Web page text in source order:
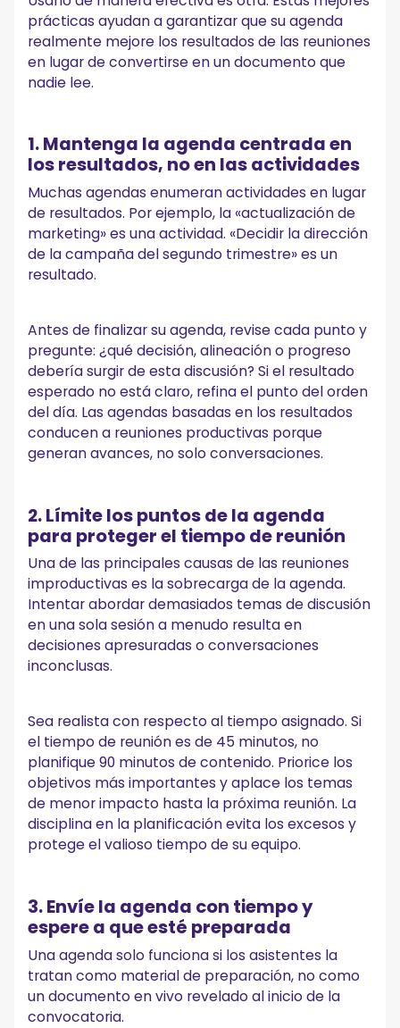
prácticas ayudan a garantizar que su agenda
realmente mejore los resultados de las reuniones
en lugar de convertirse en un documento que
nadie lee.
1. Mantenga la agenda centrada en
los resultados, no en las actividades
Muchas agendas enumeran actividades en lugar
de resultados. Por ejemplo, la «actualización de
marketing» es una actividad. «Decidir la dirección
de la campaña del segundo trimestre» es un
resultado.
Antes de finalizar su agenda, revise cada punto y
pregunte: ¿qué decisión, alineación o progreso
debería surgir de esta discusión? Si el resultado
esperado no está claro, refina el punto del orden
del día. Las agendas basadas en los resultados
conducen a reuniones productivas porque
generan avances, no solo conversaciones.
2. Límite los puntos de la agenda
para proteger el tiempo de reunión
Una de las principales causas de las reuniones
improductivas es la sobrecarga de la agenda.
Intentar abordar demasiados temas de discusión
en una sola sesión a menudo resulta en
decisiones apresuradas o conversaciones
inconclusas.
Sea realista con respecto al tiempo asignado. Si
el tiempo de reunión es de 45 minutos, no
planifique 90 minutos de contenido. Priorice los
objetivos más importantes y aplace los temas
de menor impacto hasta la próxima reunión. La
disciplina en la planificación evita los excesos y
protege el valioso tiempo de su equipo.
3. Envíe la agenda con tiempo y
espere a que esté preparada
Una agenda solo funciona si los asistentes la
tratan como material de preparación, no como
un documento en vivo revelado al inicio de la
convocatoria.